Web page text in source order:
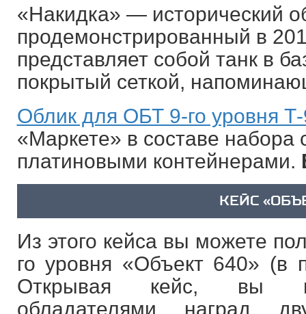
«Накидка» — исторический
продемонстрированный в
представляет собой танк в
покрытый сеткой,
Облик для ОБТ 9-го уровня
«Маркете» в составе набора
платиновыми контейнерами.
КЕЙС
Из этого кейса вы можете
го уровня «Объект 640» (в
Открывая кейс, вы
обладателями наград